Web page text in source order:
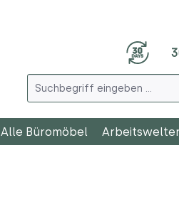
Alle Büromöbel